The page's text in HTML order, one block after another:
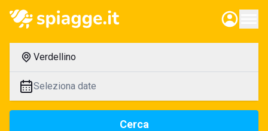
Verdellino
Seleziona date
Cerca